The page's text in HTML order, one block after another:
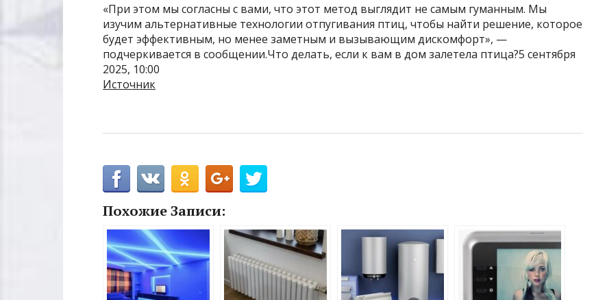
«При этом мы согласны с вами, что этот метод выглядит не самым гуманным. Мы
изучим альтернативные технологии отпугивания птиц, чтобы найти решение, которое
будет эффективным, но менее заметным и вызывающим дискомфорт», —
подчеркивается в сообщении.Что делать, если к вам в дом залетела птица?5 сентября
2025, 10:00
Источник
Похожие Записи: